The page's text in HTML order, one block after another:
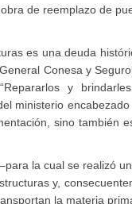
de reemplazo de
es una deuda
Conesa y
y
ministerio
sino también
la cual se realizó
y,
la materia